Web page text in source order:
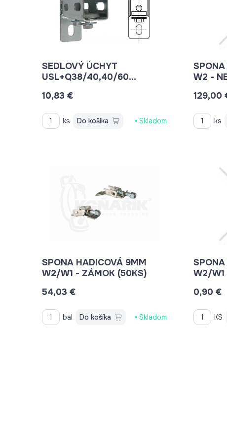
SEDLOVÝ ÚCHYT
USL+Q38/40,40/60
10,83 €
ks Do košíka Skladom
129,00
ks
SPONA HADICOVÁ 9MM
W2/W1 - ZÁMOK (50KS)
54,03 €
bal Do košíka Skladom
0,90 €
KS